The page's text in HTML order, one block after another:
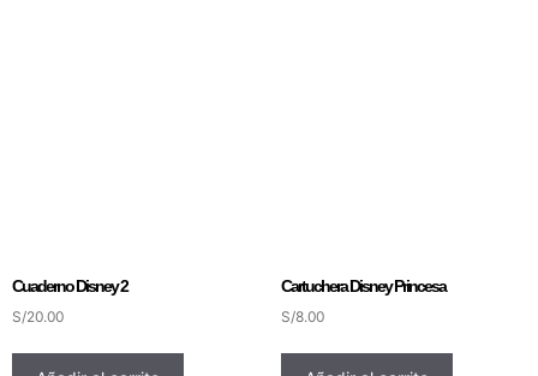
Cuaderno Disney 2
S/20.00
Cartuchera Disney Princesa
S/8.00